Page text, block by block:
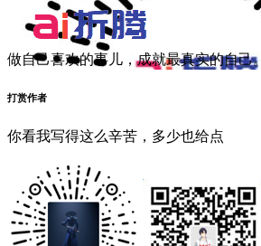
做自己喜欢的事儿，成就最真实的自己。
打赏作者
你看我写得这么辛苦，多少也给点